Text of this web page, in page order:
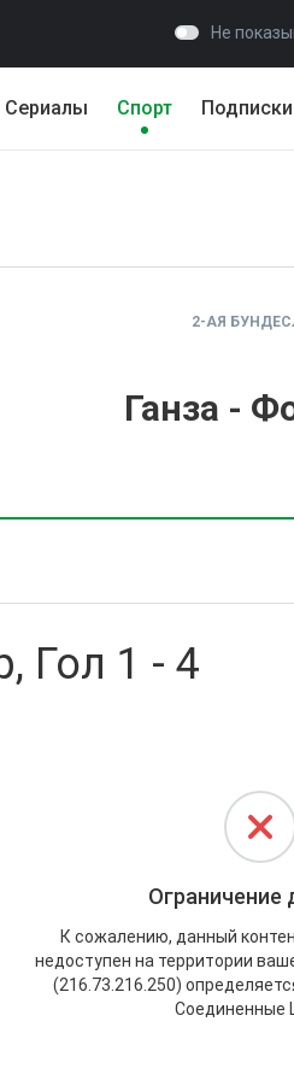
Не
Сериалы Спорт Подписки
2-АЯ
Ганза -
Гол 1 - 4